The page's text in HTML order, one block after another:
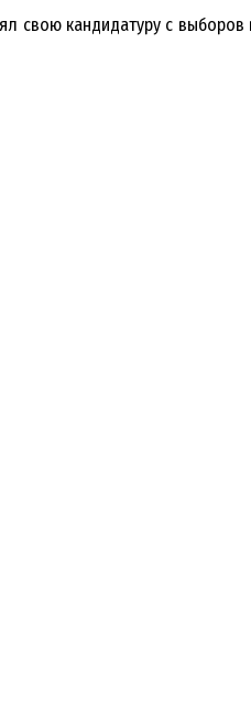
кандидатуру с выборов